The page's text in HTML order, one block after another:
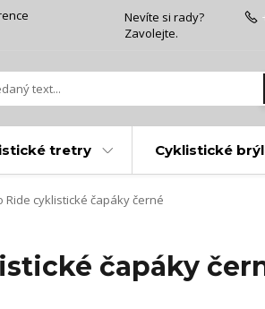
Nevíte si rady?
Zavolejte.
tretry Cyklistické
Ride cyklistické čapáky černé
čapáky